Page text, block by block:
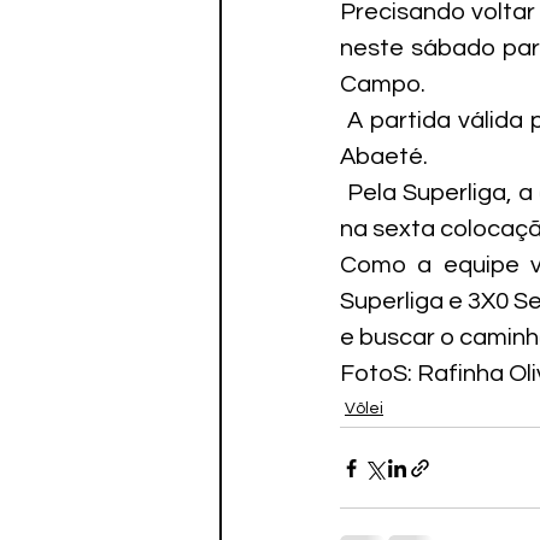
Precisando
neste sábado
Campo.
A partida válida
Abaeté.
Pela Superliga,
na sexta
Como a equipe
Superliga e 3X0
e buscar o
FotoS: Rafinha
Vôlei